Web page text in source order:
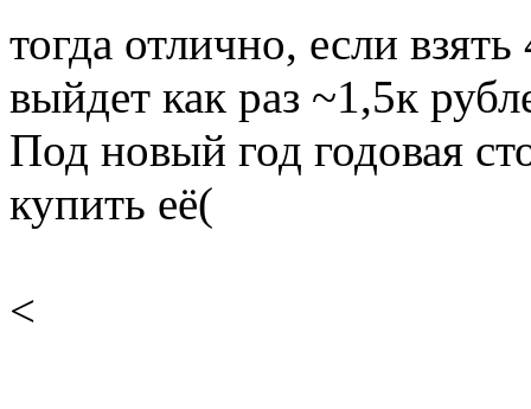
тогда отлично, если
выйдет как раз ~1,5к
Под новый год годовая
купить её(
<